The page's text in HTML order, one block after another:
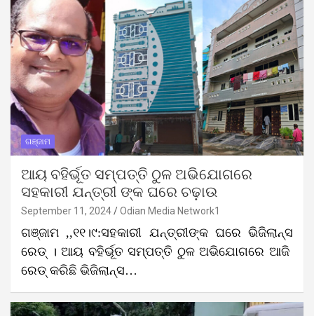
ଗଞ୍ଜାମ
ଆୟ ବହିର୍ଭୂତ ସମ୍ପତ୍ତି ଠୁଳ ଅଭିଯୋଗରେ
ସହକାରୀ ଯନ୍ତ୍ରୀ ଙ୍କ ଘରେ ଚଢ଼ାଉ
September 11, 2024 Odian Media Network1
ଗଞ୍ଜାମ ,,୧୧।୯:ସହକାରୀ ଯନ୍ତ୍ରୀଙ୍କ ଘରେ ଭିଜିଲାନ୍ସ
ରେଡ୍ । ଆୟ ବହିର୍ଭୂତ ସମ୍ପତ୍ତି ଠୁଳ ଅଭିଯୋଗରେ ଆଜି
ରେଡ୍ କରିଛି ଭିଜିଲାନ୍ସ…